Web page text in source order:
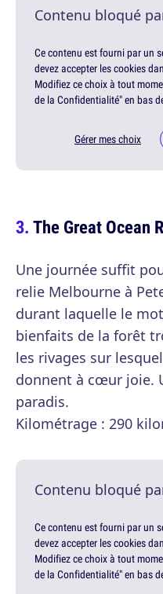
Contenu bloqué
Ce contenu est fourni par un
devez accepter les cookies
Modifiez ce choix à tout
de la Confidentialité" en bas
Gérer mes choix
The Great Ocean
Une journée suffit
relie Melbourne à
durant laquelle le
bienfaits de la forêt
les rivages sur
donnent à cœur joie.
paradis.
Kilométrage : 290
Contenu bloqué
Ce contenu est fourni par un
devez accepter les cookies
Modifiez ce choix à tout
de la Confidentialité" en bas